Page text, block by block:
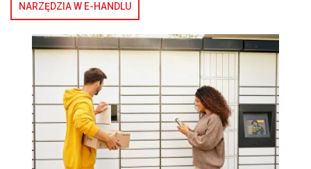
NARZĘDZIA W E-HANDLU